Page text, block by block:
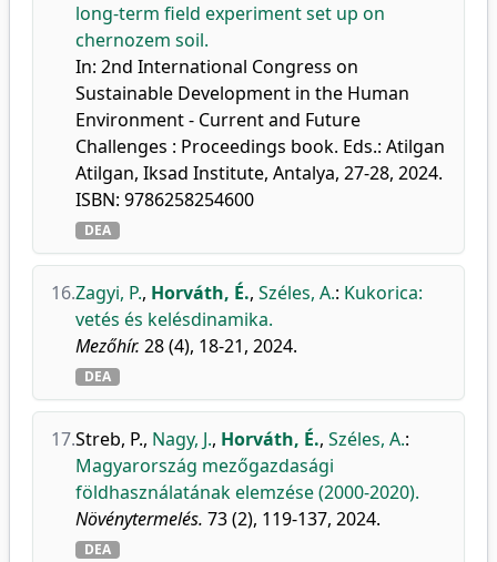
long-term field experiment set up on
chernozem soil.
In: 2nd International Congress on
Sustainable Development in the Human
Environment - Current and Future
Challenges : Proceedings book. Eds.: Atilgan
Atilgan, Iksad Institute, Antalya, 27-28, 2024.
ISBN: 9786258254600
DEA
16.Zagyi, P., Horváth, É., Széles, A.: Kukorica:
vetés és kelésdinamika.
Mezőhír. 28 (4), 18-21, 2024.
DEA
17.Streb, P., Nagy, J., Horváth, É., Széles, A.:
Magyarország mezőgazdasági
földhasználatának elemzése (2000-2020).
Növénytermelés. 73 (2), 119-137, 2024.
DEA